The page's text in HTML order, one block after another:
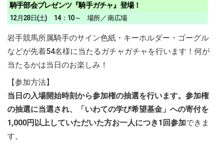
騎手部会プレゼンツ『騎手ガチャ』登場！
12月28日(土) 14：10～ 場所／ 南広場
岩手競馬所属騎手のサイン色紙・キーホルダー・ゴーグル
などが先着54名様に当たるガチャガチャを行います！何が
当たるかは当日のお楽しみ！
【参加方法】
当日の入場開始時刻から参加権の抽選を行います。参加権
の抽選に当選され、「いわての学び希望基金」への寄付を
1,000円以上していただいた方お一人につき1回参加できま
す。